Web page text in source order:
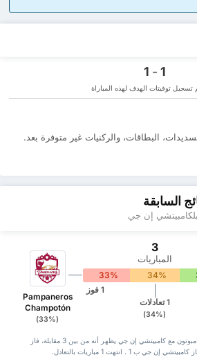
1
-
تسجيل توقيتات الهدف لهذه المباراة
البطاقات، والركنيات ‏غير متوفرة بعد.
إن جي
Pampaneros
Champotón
(33%)
3
المباريات
34%
33%
1 فوز
1 تعادلات
(34%)
سجل مواجهات بامبانيروس تشامبوتون مع كامبيتشي إن جي يظهر أنه من بين 3 ‏مقابلة، فاز